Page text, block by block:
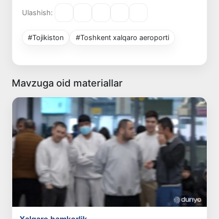
Ulashish:
#Tojikiston #Toshkent xalqaro aeroporti
Mavzuga oid materiallar